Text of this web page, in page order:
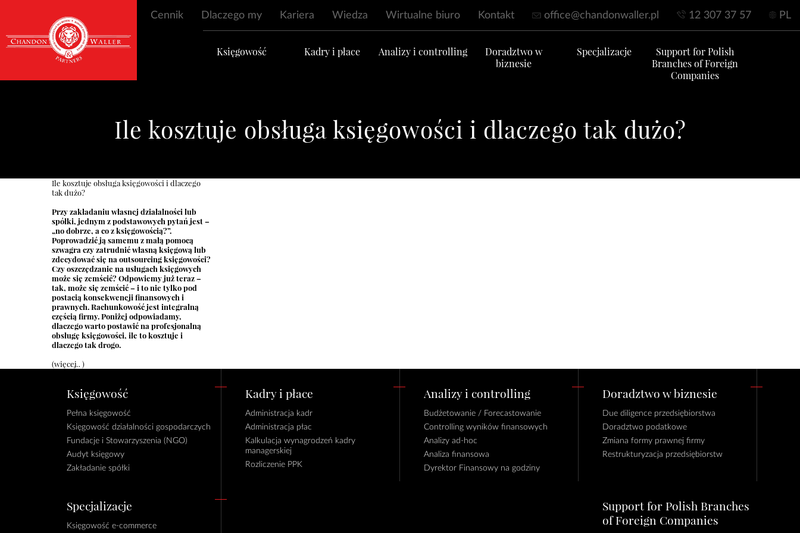
Cennik Dlaczego my Kariera Wiedza Wirtualne biuro Kontakt office@chandonwaller.pl 12 307 37 57 PL
Księgowość Kadry i płace Analizy i controlling
Doradztwo w
biznesie
Specjalizacje
Support for Polish
Branches of Foreign
Companies
Ile kosztuje obsługa księgowości i dlaczego tak dużo?
Ile kosztuje obsługa księgowości i dlaczego
tak dużo?
Przy zakładaniu własnej działalności lub
spółki, jednym z podstawowych pytań jest –
„no dobrze, a co z księgowością?”.
Poprowadzić ją samemu z małą pomocą
szwagra czy zatrudnić własną księgową lub
zdecydować się na outsourcing księgowości?
Czy oszczędzanie na usługach księgowych
może się zemścić? Odpowiemy już teraz –
tak, może się zemścić – i to nie tylko pod
postacią konsekwencji finansowych i
prawnych. Rachunkowość jest integralną
częścią firmy. Poniżej odpowiadamy,
dlaczego warto postawić na profesjonalną
obsługę księgowości, ile to kosztuje i
dlaczego tak drogo.
(więcej…)
Księgowość
Pełna księgowość
Księgowość działalności gospodarczych
Fundacje i Stowarzyszenia (NGO)
Audyt księgowy
Zakładanie spółki
Kadry i płace
Administracja kadr
Administracja płac
Kalkulacja wynagrodzeń kadry
managerskiej
Rozliczenie PPK
Analizy i controlling
Budżetowanie / Forecastowanie
Controlling wyników finansowych
Analizy ad-hoc
Analiza finansowa
Dyrektor Finansowy na godziny
Doradztwo w biznesie
Due diligence przedsiębiorstwa
Doradztwo podatkowe
Zmiana formy prawnej firmy
Restrukturyzacja przedsiębiorstw
Specjalizacje
Księgowość e-commerce
Support for Polish Branches
of Foreign Companies